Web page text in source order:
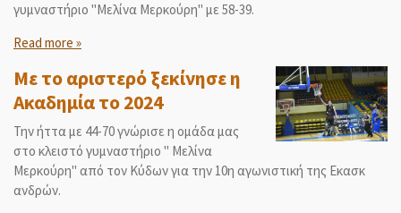
γυμναστήριο "Μελίνα Μερκούρη" με 58-39.
Read more »
Με το αριστερό ξεκίνησε η
Ακαδημία το 2024
Την ήττα με 44-70 γνώρισε η ομάδα μας
στο κλειστό γυμναστήριο " Μελίνα
Μερκούρη" από τον Κύδων για την 10η αγωνιστική της Εκασκ
ανδρών.